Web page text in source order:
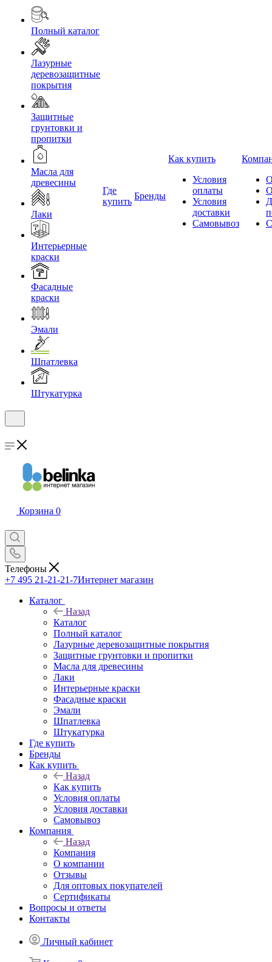
Полный каталог
Лазурные
деревозащитные
покрытия
Защитные
грунтовки и
пропитки
Масла для
древесины
Лаки
Интерьерные
краски
Фасадные
краски
Эмали
Шпатлевка
Штукатурка
Где
купить
Бренды
Как купить
Условия
оплаты
Условия
доставки
Самовывоз
Корзина 0
Телефоны
+7 495 21-21-21-7Интернет магазин
Каталог
Назад
Каталог
Полный каталог
Лазурные деревозащитные покрытия
Защитные грунтовки и пропитки
Масла для древесины
Лаки
Интерьерные краски
Фасадные краски
Эмали
Шпатлевка
Штукатурка
Где купить
Бренды
Как купить
Назад
Как купить
Условия оплаты
Условия доставки
Самовывоз
Компания
Назад
Компания
О компании
Отзывы
Для оптовых покупателей
Сертификаты
Вопросы и ответы
Контакты
Личный кабинет